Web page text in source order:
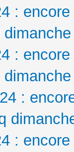
:
dimanche
:
dimanche
:
: